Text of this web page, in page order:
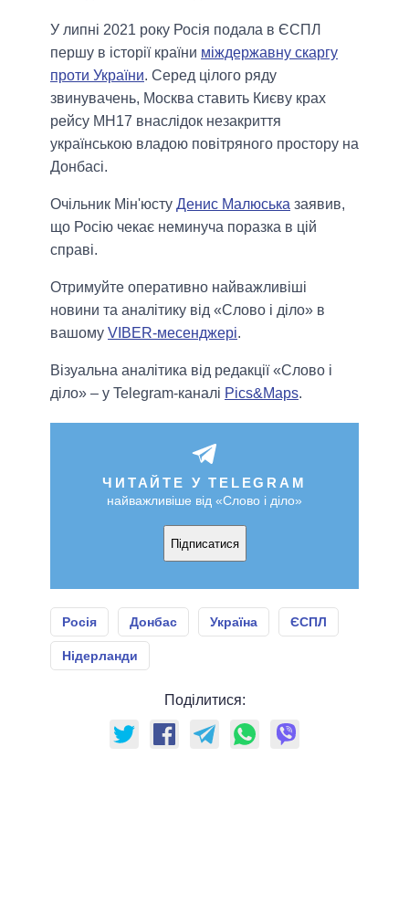
У липні 2021 року Росія подала в ЄСПЛ
першу в історії країни міждержавну скаргу
проти України. Серед цілого ряду
звинувачень, Москва ставить Києву крах
рейсу MH17 внаслідок незакриття
українською владою повітряного простору на
Донбасі.
Очільник Мін'юсту Денис Малюська заявив,
що Росію чекає неминуча поразка в цій
справі.
Отримуйте оперативно найважливіші
новини та аналітику від «Слово і діло» в
вашому VIBER-месенджері.
Візуальна аналітика від редакції «Слово і
діло» – у Telegram-каналі Pics&Maps.
ЧИТАЙТЕ У TELEGRAM
найважливіше від «Слово і діло»
Підписатися
Росія Донбас Україна ЄСПЛ
Нідерланди
Поділитися: